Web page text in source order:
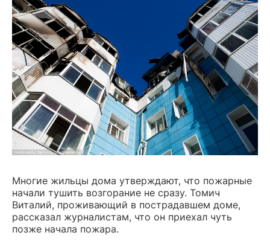
Многие жильцы дома утверждают, что пожарные
начали тушить возгорание не сразу. Томич
Виталий, проживающий в пострадавшем доме,
рассказал журналистам, что он приехал чуть
позже начала пожара.